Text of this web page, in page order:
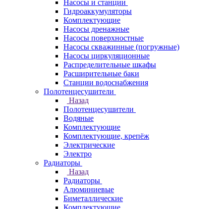
Насосы и станции
Гидроаккумуляторы
Комплектующие
Насосы дренажные
Насосы поверхностные
Насосы скважинные (погружные)
Насосы циркуляционные
Распределительные шкафы
Расширительные баки
Станции водоснабжения
Полотенцесушители
Назад
Полотенцесушители
Водяные
Комплектующие
Комплектующие, крепёж
Электрические
Электро
Радиаторы
Назад
Радиаторы
Алюминиевые
Биметаллические
Комплектующие